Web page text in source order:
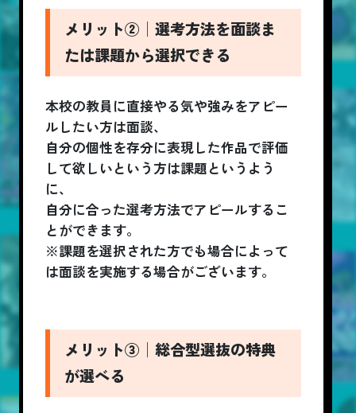
メリット②│選考方法を面談ま
たは課題から選択できる
本校の教員に直接やる気や強みをアピー
ルしたい方は面談、
自分の個性を存分に表現した作品で評価
して欲しいという方は課題というよう
に、
自分に合った選考方法でアピールするこ
とができます。
※課題を選択された方でも場合によって
は面談を実施する場合がございます。
メリット③│総合型選抜の特典
が選べる